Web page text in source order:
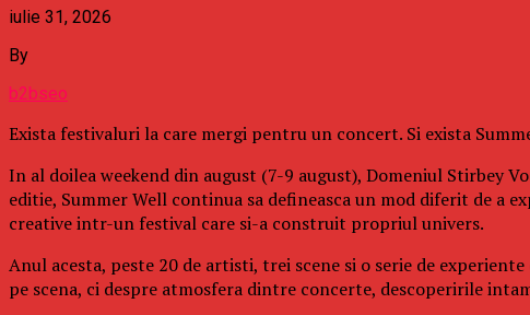
iulie 31, 2026
By
b2bseo
Exista festivaluri la care mergi pentru un concert. Si exista
In al doilea weekend din august (7-9 august), Domeniul Stirbey
editie, Summer Well continua sa defineasca un mod diferit de
creative intr-un festival care si-a construit propriul univers.
Anul acesta, peste 20 de artisti, trei scene si o serie de
pe scena, ci despre atmosfera dintre concerte, descoperirile